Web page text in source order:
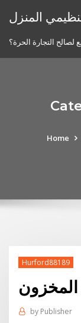
المنزل
التجارة الحرة؟
Home
Hurford88189
by Publisher